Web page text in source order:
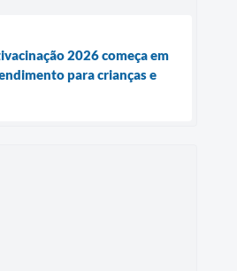
2026 começa em
para crianças e